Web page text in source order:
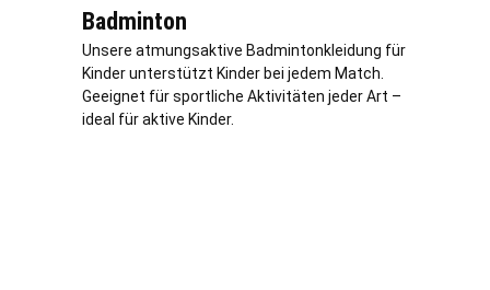
Badminton
Unsere atmungsaktive Badmintonkleidung für
Kinder unterstützt Kinder bei jedem Match.
Geeignet für sportliche Aktivitäten jeder Art –
ideal für aktive Kinder.